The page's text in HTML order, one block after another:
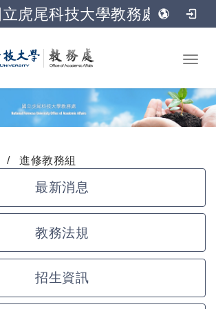
虎尾科技大學教務處
跳到主要內容
進修教務組
最新消息
教務法規
招生資訊